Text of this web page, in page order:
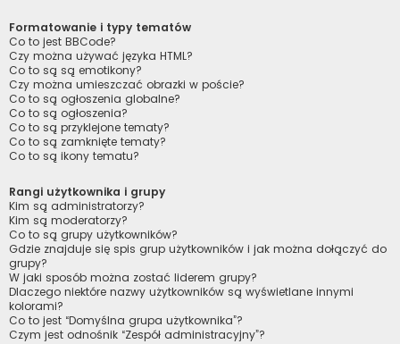
Formatowanie i typy tematów
Co to jest BBCode?
Czy można używać języka HTML?
Co to są są emotikony?
Czy można umieszczać obrazki w poście?
Co to są ogłoszenia globalne?
Co to są ogłoszenia?
Co to są przyklejone tematy?
Co to są zamknięte tematy?
Co to są ikony tematu?
Rangi użytkownika i grupy
Kim są administratorzy?
Kim są moderatorzy?
Co to są grupy użytkowników?
Gdzie znajduje się spis grup użytkowników i jak można dołączyć do
grupy?
W jaki sposób można zostać liderem grupy?
Dlaczego niektóre nazwy użytkowników są wyświetlane innymi
kolorami?
Co to jest “Domyślna grupa użytkownika”?
Czym jest odnośnik “Zespół administracyjny”?